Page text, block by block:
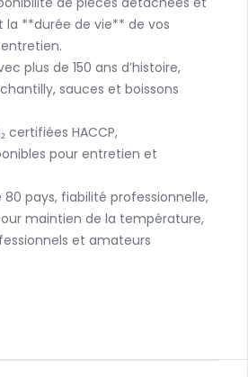
la **durée de vie** de vos
plus de 150 ans d’histoire,
sauces et boissons
certifiées HACCP,
pour entretien et
pays, fiabilité professionnelle,
maintien de la température,
et amateurs